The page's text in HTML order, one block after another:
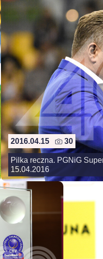
2016.04.15 30
Pilka reczna. PGNiG
15.04.2016